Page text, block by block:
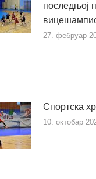
последњој
27. фебруар
Спортска
10. октобар